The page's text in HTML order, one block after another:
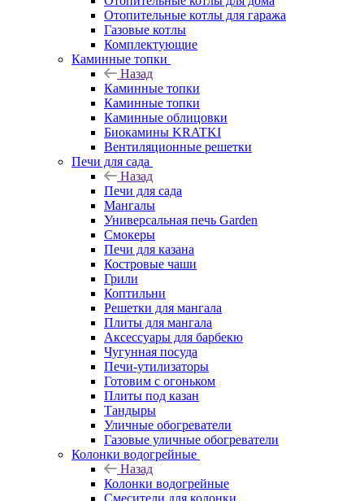
Отопительные котлы для гаража
Газовые котлы
Комплектующие
Каминные топки
Назад
Каминные топки
Каминные топки
Каминные облицовки
Биокамины KRATKI
Вентиляционные решетки
Печи для сада
Назад
Печи для сада
Мангалы
Универсальная печь Garden
Смокеры
Печи для казана
Костровые чаши
Грили
Коптильни
Решетки для мангала
Плиты для мангала
Аксессуары для барбекю
Чугунная посуда
Печи-утилизаторы
Готовим с огоньком
Плиты под казан
Тандыры
Уличные обогреватели
Газовые уличные обогреватели
Колонки водогрейные
Назад
Колонки водогрейные
Смесители для колонки